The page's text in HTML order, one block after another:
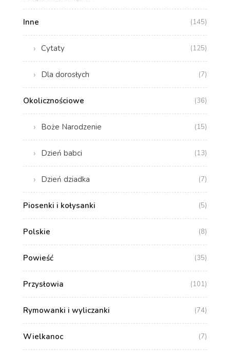
Inne (145)
Cytaty (125)
Dla dorosłych (7)
Okolicznościowe (36)
Boże Narodzenie (15)
Dzień babci (13)
Dzień dziadka (7)
Piosenki i kołysanki (5)
Polskie (8)
Powieść (35)
Przysłowia (101)
Rymowanki i wyliczanki (74)
Wielkanoc (7)